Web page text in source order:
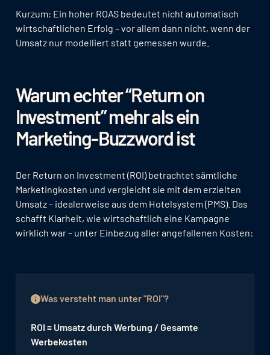
Kurzum: Ein hoher ROAS bedeutet nicht automatisch
wirtschaftlichen Erfolg – vor allem dann nicht, wenn der
Umsatz nur modelliert statt gemessen wurde.
Warum echter “Return on
Investment” mehr als ein
Marketing-Buzzword ist
Der Return on Investment (ROI) betrachtet sämtliche
Marketingkosten und vergleicht sie mit dem erzielten
Umsatz – idealerweise aus dem Hotelsystem (PMS). Das
schafft Klarheit, wie wirtschaftlich eine Kampagne
wirklich war – unter Einbezug aller angefallenen Kosten:
Was versteht man unter "ROI"?
ROI = Umsatz durch Werbung / Gesamte
Werbekosten